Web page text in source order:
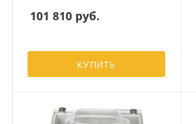
101 810 руб.
КУПИТЬ